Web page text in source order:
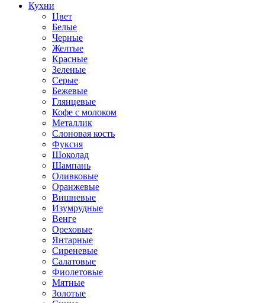
Кухни
Цвет
Белые
Черные
Желтые
Красные
Зеленые
Серые
Бежевые
Глянцевые
Кофе с молоком
Металлик
Слоновая кость
Фуксия
Шоколад
Шампань
Оливковые
Оранжевые
Вишневые
Изумрудные
Венге
Ореховые
Янтарные
Сиреневые
Салатовые
Фиолетовые
Мятные
Золотые